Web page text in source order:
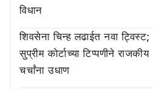
विधान
शिवसेना चिन्ह लढाईत नवा ट्विस्ट;
सुप्रीम कोर्टाच्या टिप्पणीने राजकीय
चर्चांना उधाण